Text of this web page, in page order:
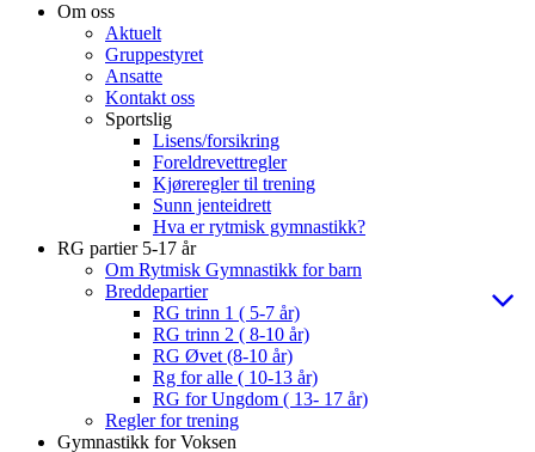
Om oss
Aktuelt
Gruppestyret
Ansatte
Kontakt oss
Sportslig
Lisens/forsikring
Foreldrevettregler
Kjøreregler til trening
Sunn jenteidrett
Hva er rytmisk gymnastikk?
RG partier 5-17 år
Om Rytmisk Gymnastikk for barn
Breddepartier
RG trinn 1 ( 5-7 år)
RG trinn 2 ( 8-10 år)
RG Øvet (8-10 år)
Rg for alle ( 10-13 år)
RG for Ungdom ( 13- 17 år)
Regler for trening
Gymnastikk for Voksen